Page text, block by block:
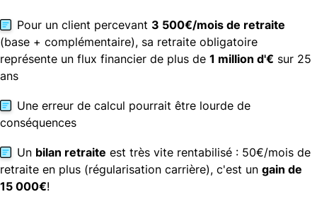
Pour un client percevant 3 500€/mois de retraite
(base + complémentaire), sa retraite obligatoire
représente un flux financier de plus de 1 million d'€ sur 25
ans
Une erreur de calcul pourrait être lourde de
conséquences
Un bilan retraite est très vite rentabilisé : 50€/mois de
retraite en plus (régularisation carrière), c'est un gain de
15 000€!